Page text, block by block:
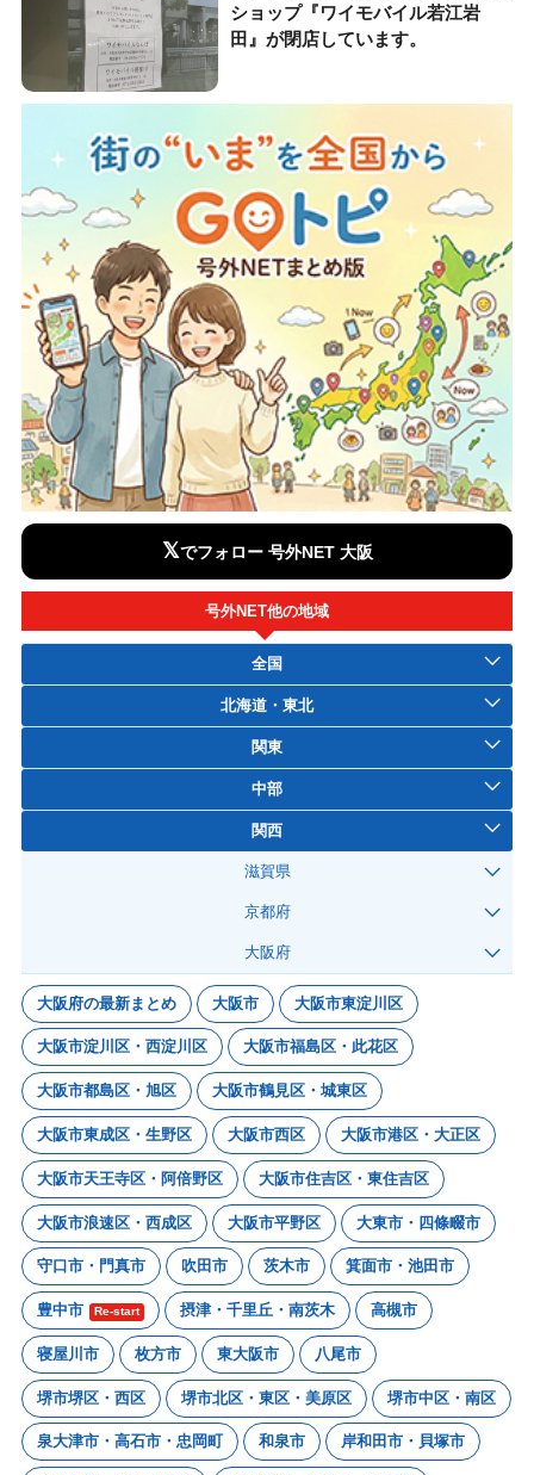
ショップ『ワイモバイル若江岩
田』が閉店しています。
𝕏でフォロー 号外NET 大阪
号外NET他の地域
全国
北海道・東北
関東
中部
関西
滋賀県
京都府
大阪府
大阪府の最新まとめ 大阪市 大阪市東淀川区
大阪市淀川区・西淀川区 大阪市福島区・此花区
大阪市都島区・旭区 大阪市鶴見区・城東区
大阪市東成区・生野区 大阪市西区 大阪市港区・大正区
大阪市天王寺区・阿倍野区 大阪市住吉区・東住吉区
大阪市浪速区・西成区 大阪市平野区 大東市・四條畷市
守口市・門真市 吹田市 茨木市 箕面市・池田市
豊中市 Re-start 摂津・千里丘・南茨木 高槻市
寝屋川市 枚方市 東大阪市 八尾市
堺市堺区・西区 堺市北区・東区・美原区 堺市中区・南区
泉大津市・高石市・忠岡町 和泉市 岸和田市・貝塚市